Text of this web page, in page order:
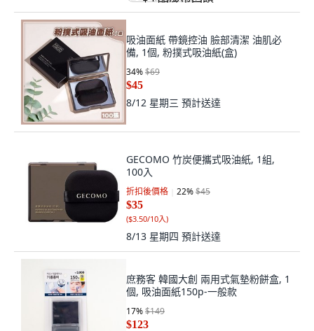
吸油面紙 帶鏡控油 臉部清潔 油肌必
備, 1個, 粉撲式吸油紙(盒)
34%$69
$45
8/12 星期三 預計送達
GECOMO 竹炭便攜式吸油紙, 1組,
100入
折扣後價格 22%$45
$35
($3.50/10入)
8/13 星期四 預計送達
庶務客 韓國大創 兩用式氣墊粉餅盒, 1
個, 吸油面紙150p-一般款
17%$149
$123